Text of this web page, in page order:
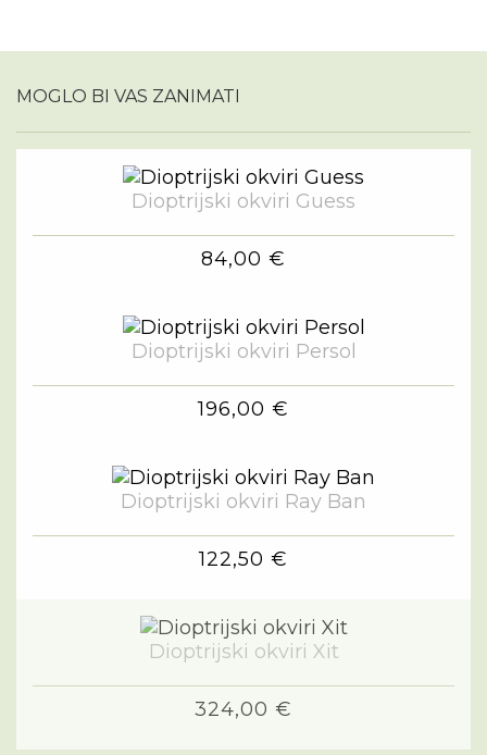
MOGLO BI VAS ZANIMATI
Dioptrijski okviri Guess
84,00 €
Dioptrijski okviri Persol
196,00 €
Dioptrijski okviri Ray Ban
122,50 €
Dioptrijski okviri Xit
324,00 €